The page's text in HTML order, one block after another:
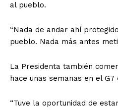
al pueblo.
“Nada de andar ahí
pueblo. Nada más antes
La Presidenta también
hace unas semanas en el G7
“Tuve la oportunidad de